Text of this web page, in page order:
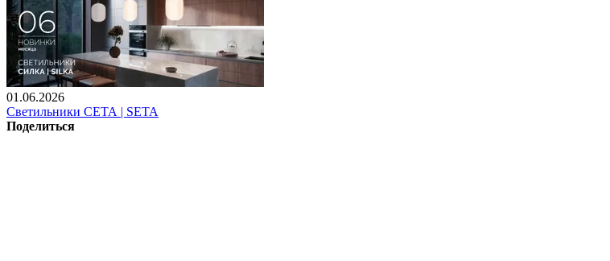
01.06.2026
Светильники СЕТА | SETA
Поделиться